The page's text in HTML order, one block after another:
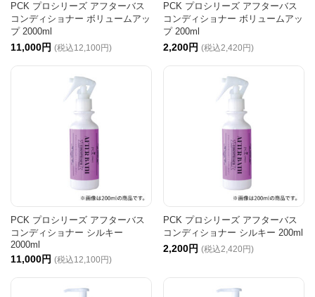
PCK プロシリーズ アフターバス
コンディショナー ボリュームアッ
プ 2000ml
11,000円 (税込12,100円)
PCK プロシリーズ アフターバス
コンディショナー ボリュームアッ
プ 200ml
2,200円 (税込2,420円)
PCK プロシリーズ アフターバス
コンディショナー シルキー
2000ml
11,000円 (税込12,100円)
PCK プロシリーズ アフターバス
コンディショナー シルキー 200ml
2,200円 (税込2,420円)